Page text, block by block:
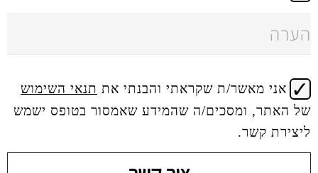
שקראתי והבנתי אתתנאי השימוש
ה שהמידע שאמסור בטופס ישמש